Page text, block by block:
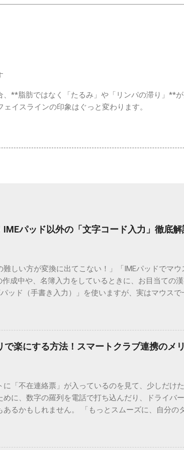
、**脂肪ではなく「たるみ」や「リンパの滞り」**
イスラインの印象はぐっと変わります。
パッド以外の「文字コード入力」徹底解
難しい方が変換に出てこない！」「IMEパッドでマ
成中や、名簿入力をしているときに、お目当ての
ッド（手書き入力）」を使いますが、実はマウス
字の入力で手を止める必要はありません。 1. なぜ
の変換で出てこない漢字があるのでしょうか。その
コンで一般的に使われる漢字は、JIS規格（日本産
います。しかし、人名や地名に使われる非常に古
」といった 文字コード です。パソコン上のすべ
変換候補に出ない文字でも、この住所（コード）
標準機能！文字コードで漢字を出す「16進数入力」
で楽にする方法！スマートクラブ連携のメ
「不在連絡票」が入っているのを見て、少しだけ
に、数字の羅列を電話で打ち込んだり、ドライバ
るかもしれません。 「もっとスムーズに、自分の
ポートする便利な受け取り術と、連携による具体